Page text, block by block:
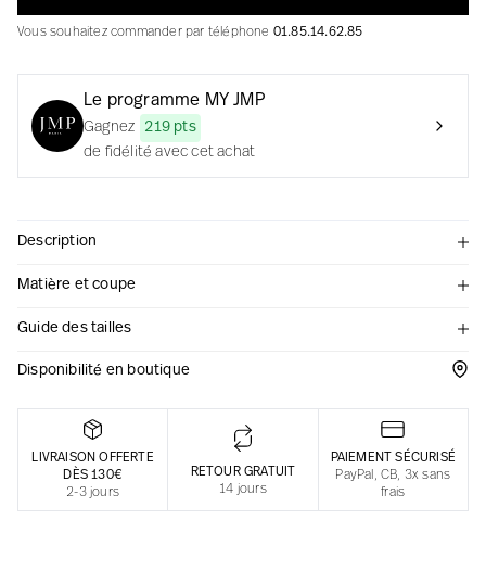
Une fabrication responsable en France
Vous souhaitez commander par téléphone 01.85.14.62.85
Le programme MY JMP
Gagnez
219 pts
de fidélité avec cet achat
Description
Matière et coupe
Guide des tailles
Disponibilité en boutique
LIVRAISON OFFERTE
DÈS 130€
2-3 jours
RETOUR GRATUIT
14 jours
PAIEMENT SÉCURISÉ
PayPal, CB, 3x sans
frais